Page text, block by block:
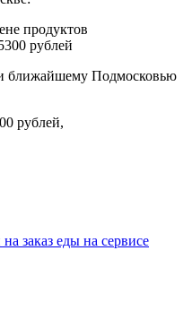
продуктов
рублей
ближайшему Подмосковью
рублей,
заказ еды на сервисе